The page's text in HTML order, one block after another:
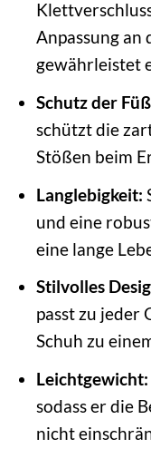
Anpassung an
gewährleistet
Schutz der
schützt die
Stößen beim
Langlebigkeit:
und eine
eine lange
Stilvolles
passt zu jeder
Schuh zu
Leichtgewicht:
sodass er die
nicht